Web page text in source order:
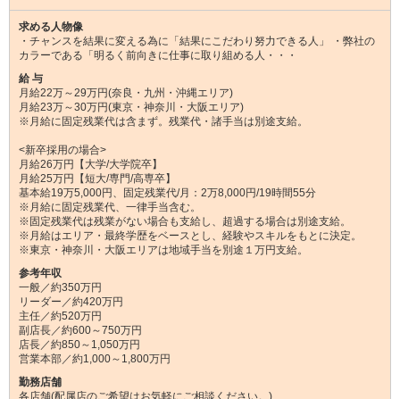
求める人物像
・チャンスを結果に変える為に「結果にこだわり努力できる人」 ・弊社の
カラーである「明るく前向きに仕事に取り組める人・・・
給 与
月給22万～29万円(奈良・九州・沖縄エリア)
月給23万～30万円(東京・神奈川・大阪エリア)
※月給に固定残業代は含まず。残業代・諸手当は別途支給。
<新卒採用の場合>
月給26万円【大学/大学院卒】
月給25万円【短大/専門/高専卒】
基本給19万5,000円、固定残業代/月：2万8,000円/19時間55分
※月給に固定残業代、一律手当含む。
※固定残業代は残業がない場合も支給し、超過する場合は別途支給。
※月給はエリア・最終学歴をベースとし、経験やスキルをもとに決定。
※東京・神奈川・大阪エリアは地域手当を別途１万円支給。
参考年収
一般／約350万円
リーダー／約420万円
主任／約520万円
副店長／約600～750万円
店長／約850～1,050万円
営業本部／約1,000～1,800万円
勤務店舗
各店舗(配属店のご希望はお気軽にご相談ください。)